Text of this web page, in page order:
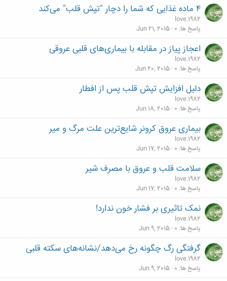
۴ ماده غذایی که شما را دچار "تپش قلب" می‌کند
love.1982
پاسخ ها 0
Jun 21, 2015
اعجاز پیاز در مقابله با بیماری‌های قلبی عروقی
love.1982
پاسخ ها 0
Jun 20, 2015
دلیل افزایش تپش قلب پس از افطار
love.1982
پاسخ ها 0
Jun 18, 2015
بیماری عروق کرونر شایع‌ترین علت مرگ و میر
love.1982
پاسخ ها 0
Jun 17, 2015
سلامت قلب و عروق با مصرف شیر
love.1982
پاسخ ها 0
Jun 17, 2015
نمک تاثیری بر فشار خون ندارد!
love.1982
پاسخ ها 0
Jun 9, 2015
گرفتگی رگ چگونه رخ می‌دهد/نشانه‌های سکته قلبی
love.1982
پاسخ ها 0
Jun 9, 2015